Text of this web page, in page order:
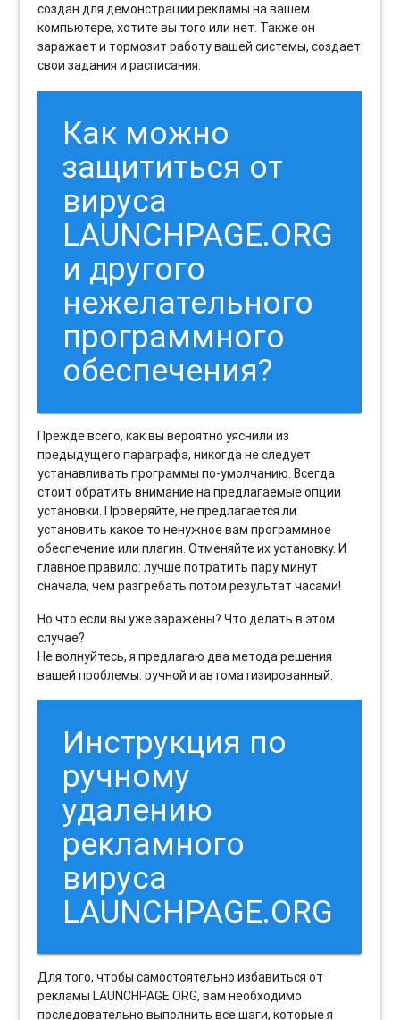
создан для демонстрации рекламы на вашем
компьютере, хотите вы того или нет. Также он
заражает и тормозит работу вашей системы, создает
свои задания и расписания.
Как можно
защититься от
вируса
LAUNCHPAGE.ORG
и другого
нежелательного
программного
обеспечения?
Прежде всего, как вы вероятно уяснили из
предыдущего параграфа, никогда не следует
устанавливать программы по-умолчанию. Всегда
стоит обратить внимание на предлагаемые опции
установки. Проверяйте, не предлагается ли
установить какое то ненужное вам программное
обеспечение или плагин. Отменяйте их установку. И
главное правило: лучше потратить пару минут
сначала, чем разгребать потом результат часами!
Но что если вы уже заражены? Что делать в этом
случае?
Не волнуйтесь, я предлагаю два метода решения
вашей проблемы: ручной и автоматизированный.
Инструкция по
ручному
удалению
рекламного
вируса
LAUNCHPAGE.ORG
Для того, чтобы самостоятельно избавиться от
рекламы LAUNCHPAGE.ORG, вам необходимо
последовательно выполнить все шаги, которые я